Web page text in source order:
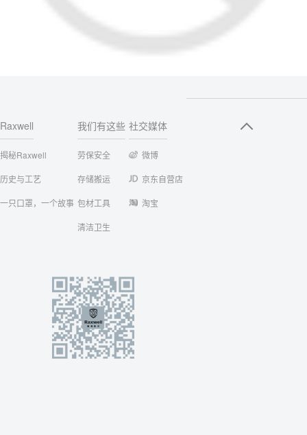
Raxwell
揭秘Raxwell
历史与工艺
一只口罩，一个故事
我们有这些
劳保安全
存储搬运
包材工具
清洁卫生
社交媒体
微博
京东自营店
淘宝